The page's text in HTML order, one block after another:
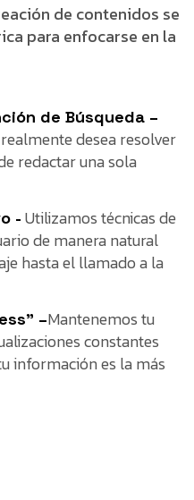
de contenidos se
para enfocarse en la
de Búsqueda –
desea resolver
redactar una sola
- Utilizamos técnicas de
de manera natural
hasta el llamado a la
–Mantenemos tu
constantes
información es la más